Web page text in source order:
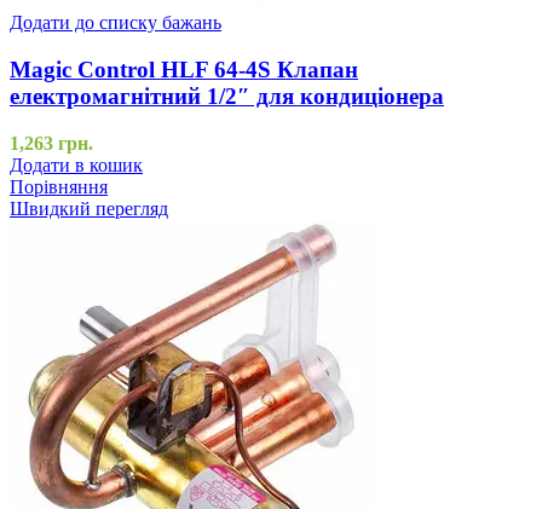
Додати до списку бажань
Magic Control HLF 64-4S Клапан
електромагнітний 1/2″ для кондиціонера
1,263 грн.
Додати в кошик
Порівняння
Швидкий перегляд